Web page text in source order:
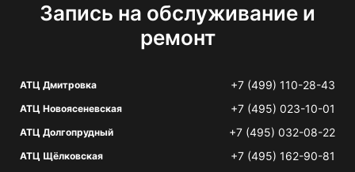
Запись на обслуживание и
ремонт
АТЦ Дмитровка +7 (499) 110-28-43
АТЦ Новоясеневская +7 (495) 023-10-01
АТЦ Долгопрудный +7 (495) 032-08-22
АТЦ Щёлковская +7 (495) 162-90-81